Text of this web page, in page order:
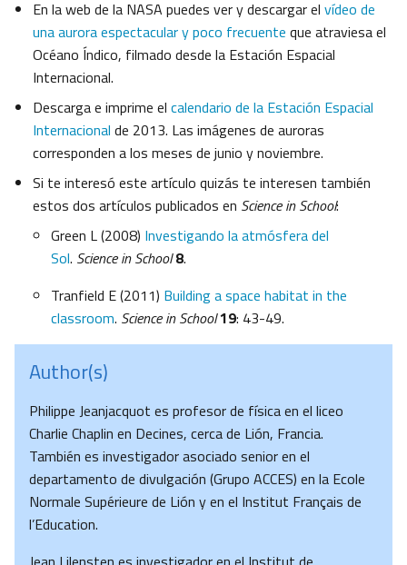
En la web de la NASA puedes ver y descargar el vídeo de
una aurora espectacular y poco frecuente que atraviesa el
Océano Índico, filmado desde la Estación Espacial
Internacional.
Descarga e imprime el calendario de la Estación Espacial
Internacional de 2013. Las imágenes de auroras
corresponden a los meses de junio y noviembre.
Si te interesó este artículo quizás te interesen también
estos dos artículos publicados en Science in School:
Green L (2008) Investigando la atmósfera del
Sol. Science in School8.
Tranfield E (2011) Building a space habitat in the
classroom. Science in School19: 43-49.
Author(s)
Philippe Jeanjacquot es profesor de física en el liceo
Charlie Chaplin en Decines, cerca de Lión, Francia.
También es investigador asociado senior en el
departamento de divulgación (Grupo ACCES) en la Ecole
Normale Supérieure de Lión y en el Institut Français de
l’Education.